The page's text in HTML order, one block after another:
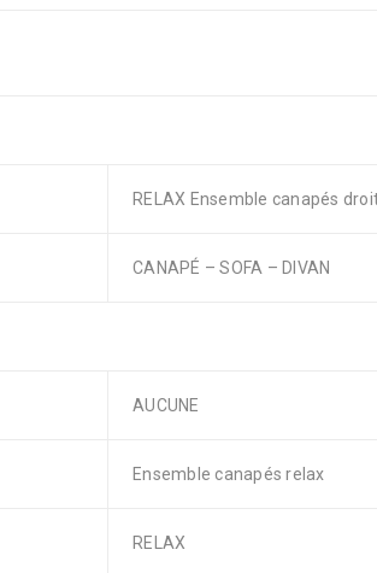
RELAX Ensemble canapés
CANAPÉ – SOFA – DIVAN
AUCUNE
Ensemble canapés relax
RELAX